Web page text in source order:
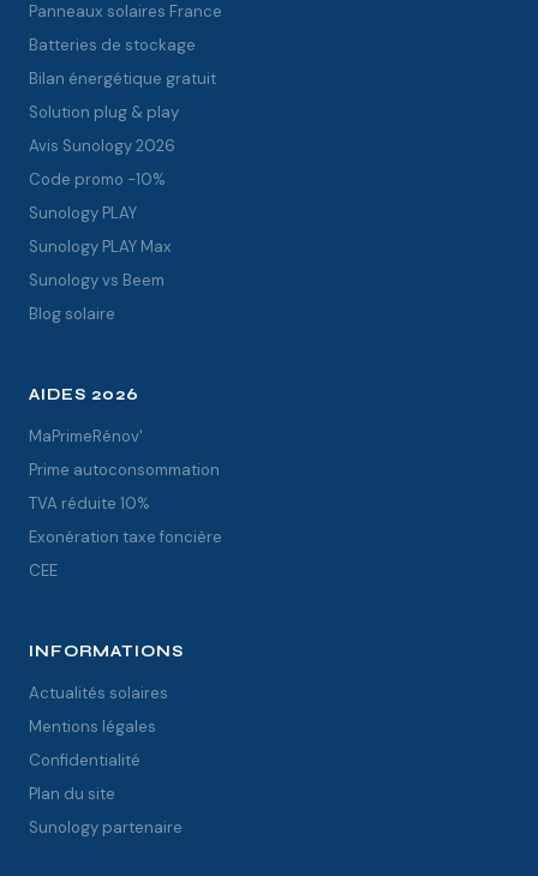
Panneaux solaires France
Batteries de stockage
Bilan énergétique gratuit
Solution plug & play
Avis Sunology 2026
Code promo -10%
Sunology PLAY
Sunology PLAY Max
Sunology vs Beem
Blog solaire
AIDES 2026
MaPrimeRénov'
Prime autoconsommation
TVA réduite 10%
Exonération taxe foncière
CEE
INFORMATIONS
Actualités solaires
Mentions légales
Confidentialité
Plan du site
Sunology partenaire